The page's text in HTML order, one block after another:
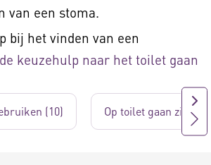
van een stoma.
bij het vinden van een
keuzehulp naar het toilet gaan
(10) Op toilet gaan zitten